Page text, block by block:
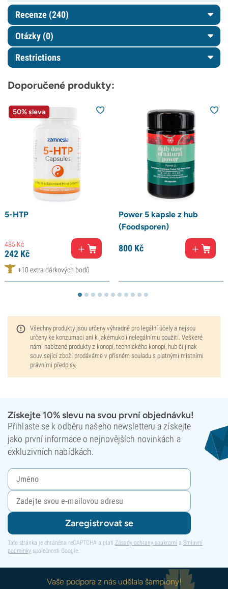
Recenze (240)
Otázky (0)
Restrictions
Doporučené produkty:
50% sleva
5-HTP
485Kč
242 Kč
+10 extra dárkových bodů
Power 5 kapsle z hub
(Foodsporen)
800 Kč
Všechny produkty jsou určeny výhradně pro legální účely a nejsou
určeny ke konzumaci ani k jakémukoli nelegálnímu použití. Veškeré
námi nabízené produkty z konopí, technického konopí, hub či jinak
související zboží prodáváme v přísném souladu s platnými místními
právními předpisy.
Získejte 10% slevu na svou první objednávku!
Přihlaste se k odběru našeho newsletteru a získejte
jako první informace o nejnovějších novinkách a
exkluzivních nabídkách.
Zaregistrovat se
Tato stránka je chráněna reCAPTCHA a platí Zásady ochrany soukromí a Smluvní
podmínky společnosti Google.
Vaše podpora z nás udělala šampiony!